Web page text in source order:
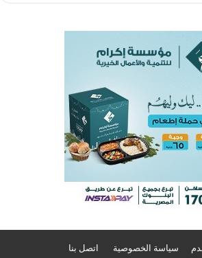
سياسة الخصوصية اتصل بنا